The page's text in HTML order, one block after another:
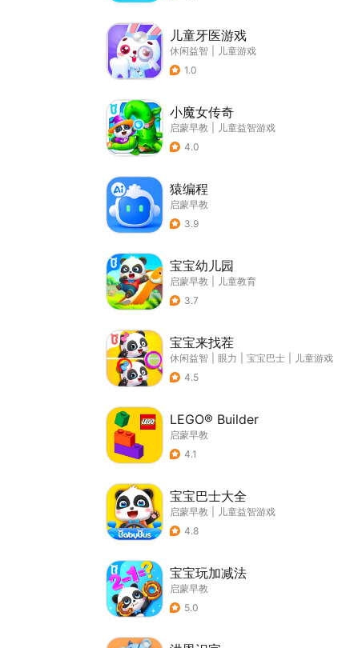
儿童牙医游戏
休闲益智
儿童游戏
1.0
小魔女传奇
启蒙早教
儿童益智游戏
4.0
猿编程
启蒙早教
3.9
宝宝幼儿园
启蒙早教
儿童教育
3.7
宝宝来找茬
休闲益智 眼力 宝宝巴士
儿童游戏
4.5
LEGO® Builder
启蒙早教
4.1
宝宝巴士大全
启蒙早教
儿童益智游戏
4.8
宝宝玩加减法
启蒙早教
5.0